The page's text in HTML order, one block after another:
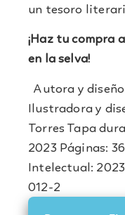
un tesoro
¡Haz tu compra
en la selva!
Autora y
Ilustradora y
Torres Tapa
2023 Páginas:
Intelectual:
012-2